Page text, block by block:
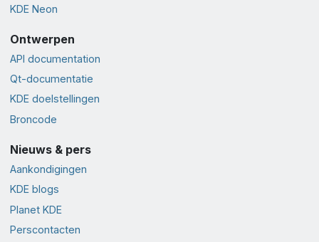
KDE Neon
Ontwerpen
API documentation
Qt-documentatie
KDE doelstellingen
Broncode
Nieuws & pers
Aankondigingen
KDE blogs
Planet KDE
Perscontacten